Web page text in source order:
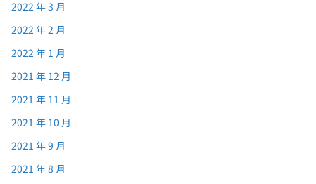
2022 年 3 月
2022 年 2 月
2022 年 1 月
2021 年 12 月
2021 年 11 月
2021 年 10 月
2021 年 9 月
2021 年 8 月